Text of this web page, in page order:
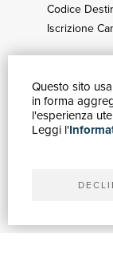
Questo sito
in forma
l'esperienza
Leggi l'
Codice
Iscrizione